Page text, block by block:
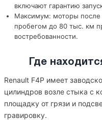
включают гарантию
Максимум: моторы после
пробегом до 80 тыс. км
востребованности.
Где
Renault F4P имеет
цилиндров возле стыка с
площадку от грязи и
гравировку.